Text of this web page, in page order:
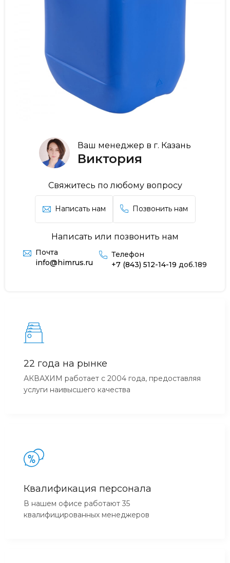
Ваш менеджер в г. Казань
Виктория
Свяжитесь по любому вопросу
Написать нам Позвонить нам
Написать или позвонить нам
Почта
info@himrus.ru
Телефон
+7 (843) 512-14-19 доб.189
22 года на рынке
АКВАХИМ работает с 2004 года, предоставляя
услуги наивысшего качества
Квалификация персонала
В нашем офисе работают 35
квалифицированных менеджеров